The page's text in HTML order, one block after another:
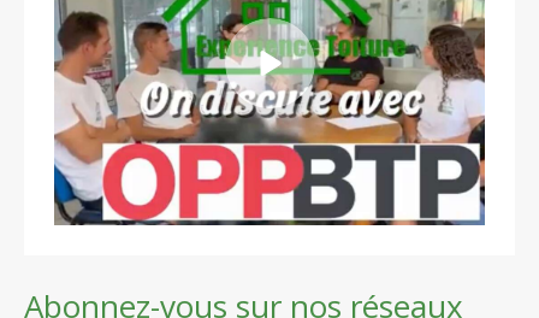
Abonnez-vous sur nos réseaux